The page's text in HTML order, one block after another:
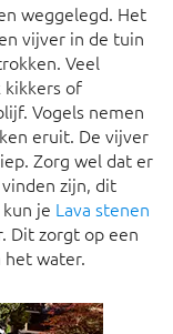
weggelegd. Het
vijver in de tuin
Veel
kikkers of
Vogels nemen
eruit. De vijver
Zorg wel dat er
zijn, dit
je Lava stenen
Dit zorgt op een
water.